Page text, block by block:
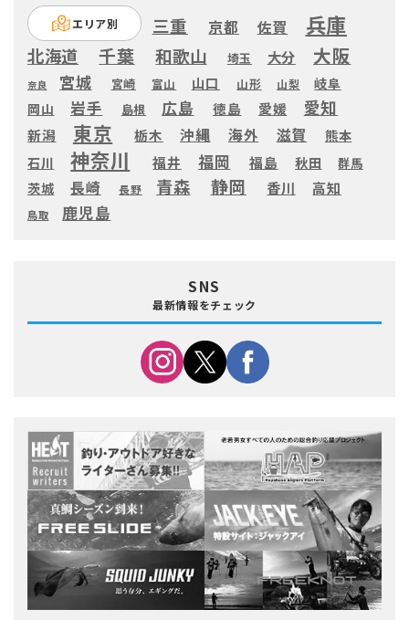
エリア別 三重 京都 佐賀 兵庫
北海道 千葉 和歌山 埼玉 大分 大阪
奈良 宮城 宮崎 富山 山口 山形 山梨
岐阜
岡山
岩手 島根 広島 徳島 愛媛 愛知
新潟 東京 栃木 沖縄 海外 滋賀
熊本
石川
神奈川 福井 福岡 福島 秋田 群馬
茨城 長崎 長野 青森 静岡 香川 高知
鳥取 鹿児島
SNS
最新情報をチェック